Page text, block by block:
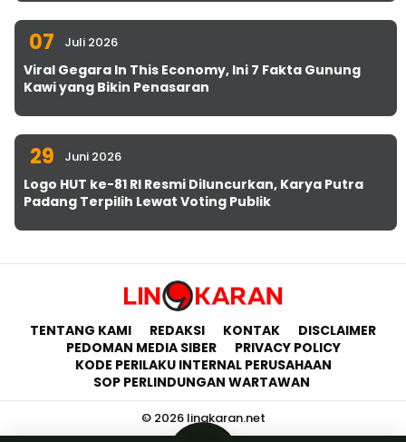
07 Juli 2026
Viral Gegara In This Economy, Ini 7 Fakta Gunung
Kawi yang Bikin Penasaran
29 Juni 2026
Logo HUT ke-81 RI Resmi Diluncurkan, Karya Putra
Padang Terpilih Lewat Voting Publik
TENTANG KAMI REDAKSI KONTAK
DISCLAIMER
PEDOMAN MEDIA SIBER
PRIVACY POLICY
KODE PERILAKU INTERNAL PERUSAHAAN
SOP PERLINDUNGAN WARTAWAN
© 2026 lingkaran.net